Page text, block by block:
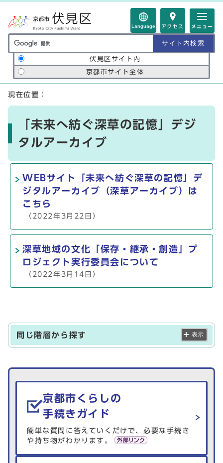
Language アクセス メニュー
サイト内検索の範囲
伏見区サイト内
京都市サイト全体
ここから本文です
現在位置：
「未来へ紡ぐ深草の記憶」デジ
タルアーカイブ
WEBサイト「未来へ紡ぐ深草の記憶」デ
ジタルアーカイブ（深草アーカイブ）は
こちら
（2022年3月22日）
深草地域の文化「保存・継承・創造」プ
ロジェクト実行委員会について
（2022年3月14日）
同じ階層から探す 表示
生活情報を探す
京都市くらしの
手続きガイド
簡単な質問に答えていくだけで、必要な手続き
や持ち物がわかります。